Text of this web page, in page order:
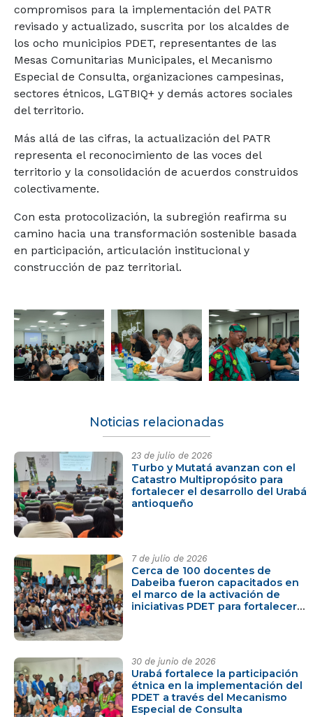
compromisos para la implementación del PATR
revisado y actualizado, suscrita por los alcaldes de
los ocho municipios PDET, representantes de las
Mesas Comunitarias Municipales, el Mecanismo
Especial de Consulta, organizaciones campesinas,
sectores étnicos, LGTBIQ+ y demás actores sociales
del territorio.
Más allá de las cifras, la actualización del PATR
representa el reconocimiento de las voces del
territorio y la consolidación de acuerdos construidos
colectivamente.
Con esta protocolización, la subregión reafirma su
camino hacia una transformación sostenible basada
en participación, articulación institucional y
construcción de paz territorial.
Noticias relacionadas
23 de julio de 2026
Turbo y Mutatá avanzan con el
Catastro Multipropósito para
fortalecer el desarrollo del Urabá
antioqueño
7 de julio de 2026
Cerca de 100 docentes de
Dabeiba fueron capacitados en
el marco de la activación de
iniciativas PDET para fortalecer
30 de junio de 2026
Urabá fortalece la participación
étnica en la implementación del
PDET a través del Mecanismo
Especial de Consulta